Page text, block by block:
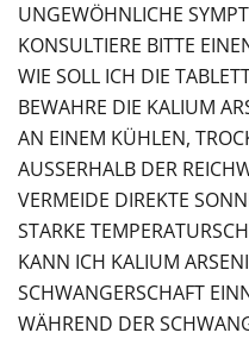
UNGEWÖHNLICHE
KONSULTIERE BITTE
WIE SOLL ICH DIE
BEWAHRE DIE KALIUM
AN EINEM KÜHLEN,
AUSSERHALB DER
ERMEIDE DIREKTE
TARKE
KANN ICH KALIUM
SCHWANGERSCHAFT
WÄHREND DER